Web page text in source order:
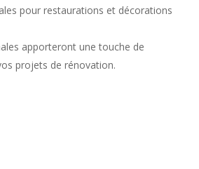
pour restaurations et décorations
apporteront une touche de
projets de rénovation.